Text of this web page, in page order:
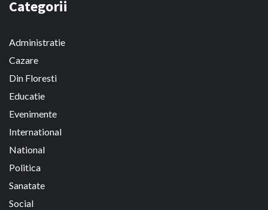
Categorii
Administratie
Cazare
Din Floresti
Educatie
Evenimente
International
National
Politica
Sanatate
Social